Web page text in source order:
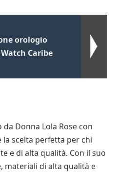
orologio
Caribe
Donna Lola Rose con
la scelta perfetta per chi
e di alta qualità. Con il suo
materiali di alta qualità e